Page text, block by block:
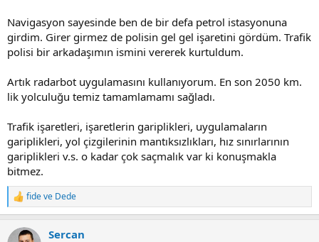
Navigasyon sayesinde ben de bir defa petrol istasyonuna
girdim. Girer girmez de polisin gel gel işaretini gördüm. Trafik
polisi bir arkadaşımın ismini vererek kurtuldum.
Artık radarbot uygulamasını kullanıyorum. En son 2050 km.
lik yolculuğu temiz tamamlamamı sağladı.
Trafik işaretleri, işaretlerin gariplikleri, uygulamaların
gariplikleri, yol çizgilerinin mantıksızlıkları, hız sınırlarının
gariplikleri v.s. o kadar çok saçmalık var ki konuşmakla
bitmez.
R
e
c
fideve Dede
Sercan